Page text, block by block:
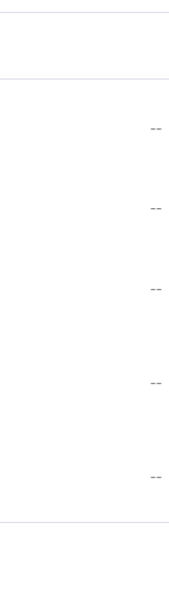
--
--
--
--
--